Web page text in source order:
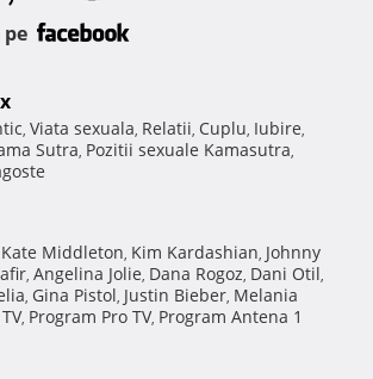
, Viata sexuala, Relatii, Cuplu, Iubire,
Sutra, Pozitii sexuale Kamasutra,
Kate Middleton, Kim Kardashian, Johnny
, Angelina Jolie, Dana Rogoz, Dani Otil,
, Gina Pistol, Justin Bieber, Melania
, Program Pro TV, Program Antena 1